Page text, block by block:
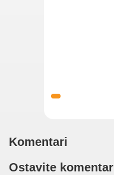
Komentari
Ostavite komentar